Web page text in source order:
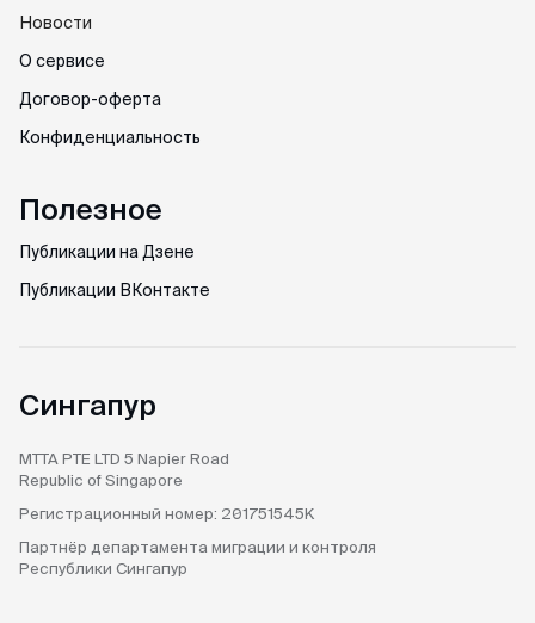
Новости
О сервисе
Договор-оферта
Конфиденциальность
Полезное
Публикации на Дзене
Публикации ВКонтакте
Сингапур
MTTA PTE LTD 5 Napier Road
Republic of Singapore
Регистрационный номер: 201751545K
Партнёр департамента миграции и контроля
Республики Сингапур